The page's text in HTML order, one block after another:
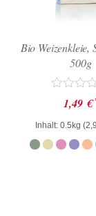
Bio Weizenkleie,
500g
Bewertet
mit
0
von
5
1,49 €
Inhalt: 0.5kg (